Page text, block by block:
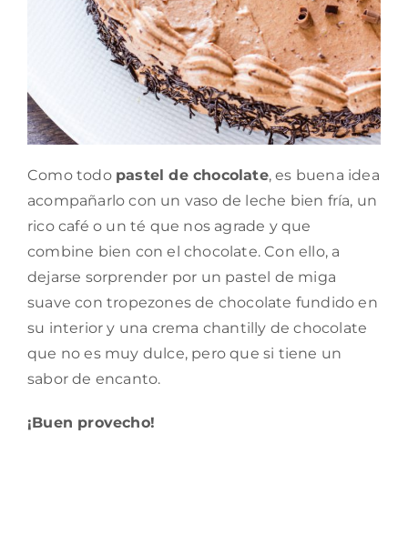
Como todo pastel de chocolate, es buena idea
acompañarlo con un vaso de leche bien fría, un
rico café o un té que nos agrade y que
combine bien con el chocolate. Con ello, a
dejarse sorprender por un pastel de miga
suave con tropezones de chocolate fundido en
su interior y una crema chantilly de chocolate
que no es muy dulce, pero que si tiene un
sabor de encanto.
¡Buen provecho!